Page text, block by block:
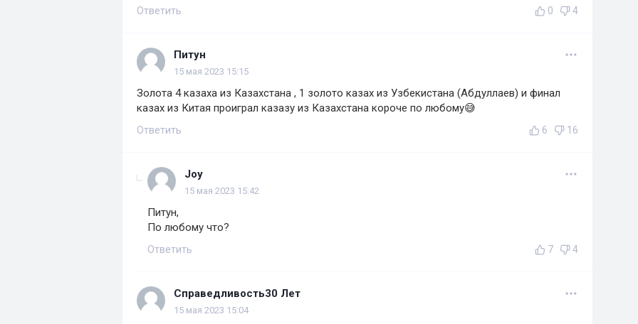
Ответить 0 4
Питун
15 мая 2023 15:15
Золота 4 казаха из Казахстана , 1 золото казах из Узбекистана (Абдуллаев) и финал
казах из Китая проиграл казазу из Казахстана короче по любому😅
Ответить 6 16
Joy
15 мая 2023 15:42
Питун,
По любому что?
Ответить 7 4
Справедливость30 Лет
15 мая 2023 15:04